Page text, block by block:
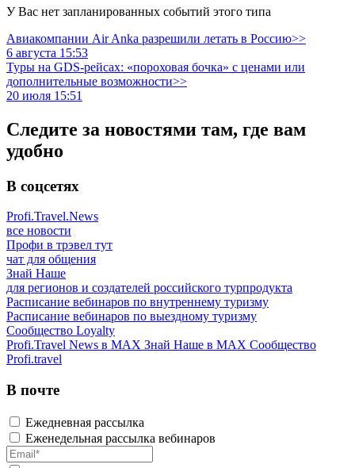
У Вас нет запланированных событий этого типа
Авиакомпании Air Anka разрешили летать в Россию>>
6 августа 15:53
Туры на GDS-рейсах: «пороховая бочка» с ценами или
дополнительные возможности>>
20 июля 15:51
Следите за новостями там, где вам
удобно
В соцсетях
Profi.Travel.News
все новости
Профи в трэвел тут
чат для общения
Знай Наше
для регионов и создателей российского турпродукта
Расписание вебинаров по внутреннему туризму
Расписание вебинаров по выездному туризму
Сообщество Loyalty
Profi.Travel News в MAX Знай Наше в MAX Сообщество
Profi.travel
В почте
Ежедневная рассылка
Еженедельная рассылка вебинаров